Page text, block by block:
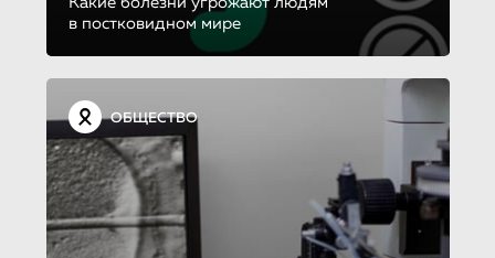
в постковидном мире
ОБЩЕСТВО